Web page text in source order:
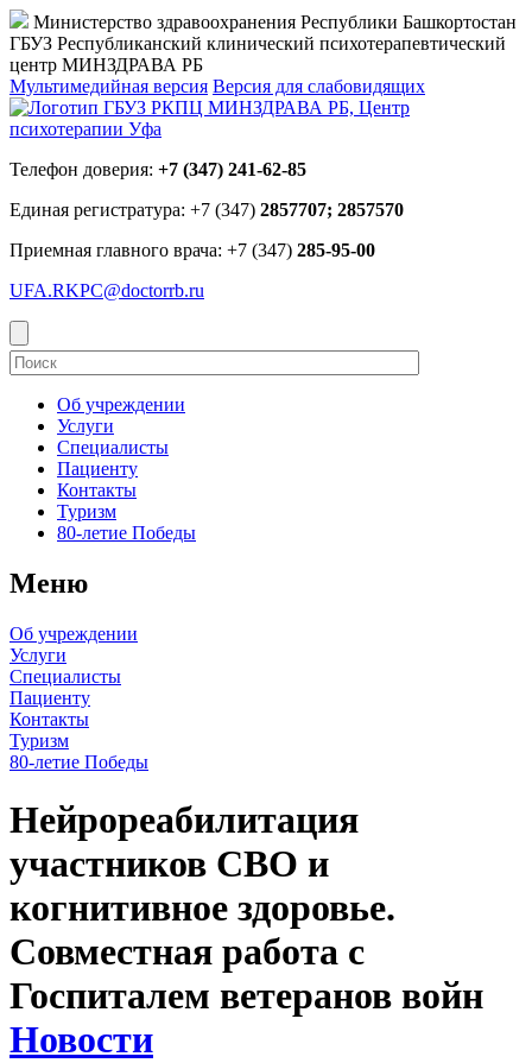
Министерство здравоохранения Республики Башкортостан
ГБУЗ Республиканский клинический психотерапевтический
центр МИНЗДРАВА РБ
Мультимедийная версия Версия для слабовидящих
Телефон доверия: +7 (347) 241-62-85
Единая регистратура: +7 (347) 2857707; 2857570
Приемная главного врача: +7 (347) 285-95-00
UFA.RKPC@doctorrb.ru
Об учреждении
Услуги
Специалисты
Пациенту
Контакты
Туризм
80-летие Победы
Меню
Об учреждении
Услуги
Специалисты
Пациенту
Контакты
Туризм
80-летие Победы
Нейрореабилитация
участников СВО и
когнитивное здоровье.
Совместная работа с
Госпиталем ветеранов войн
Новости